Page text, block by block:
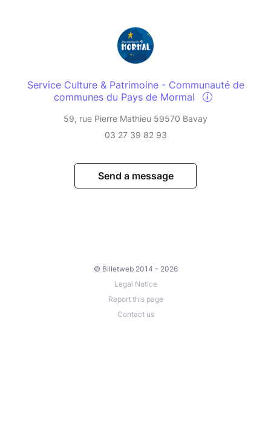
Service Culture & Patrimoine - Communauté de
communes du Pays de Mormal
59, rue Pierre Mathieu 59570 Bavay
03 27 39 82 93
Send a message
© Billetweb 2014 - 2026
Legal Notice
Report this page
Contact us